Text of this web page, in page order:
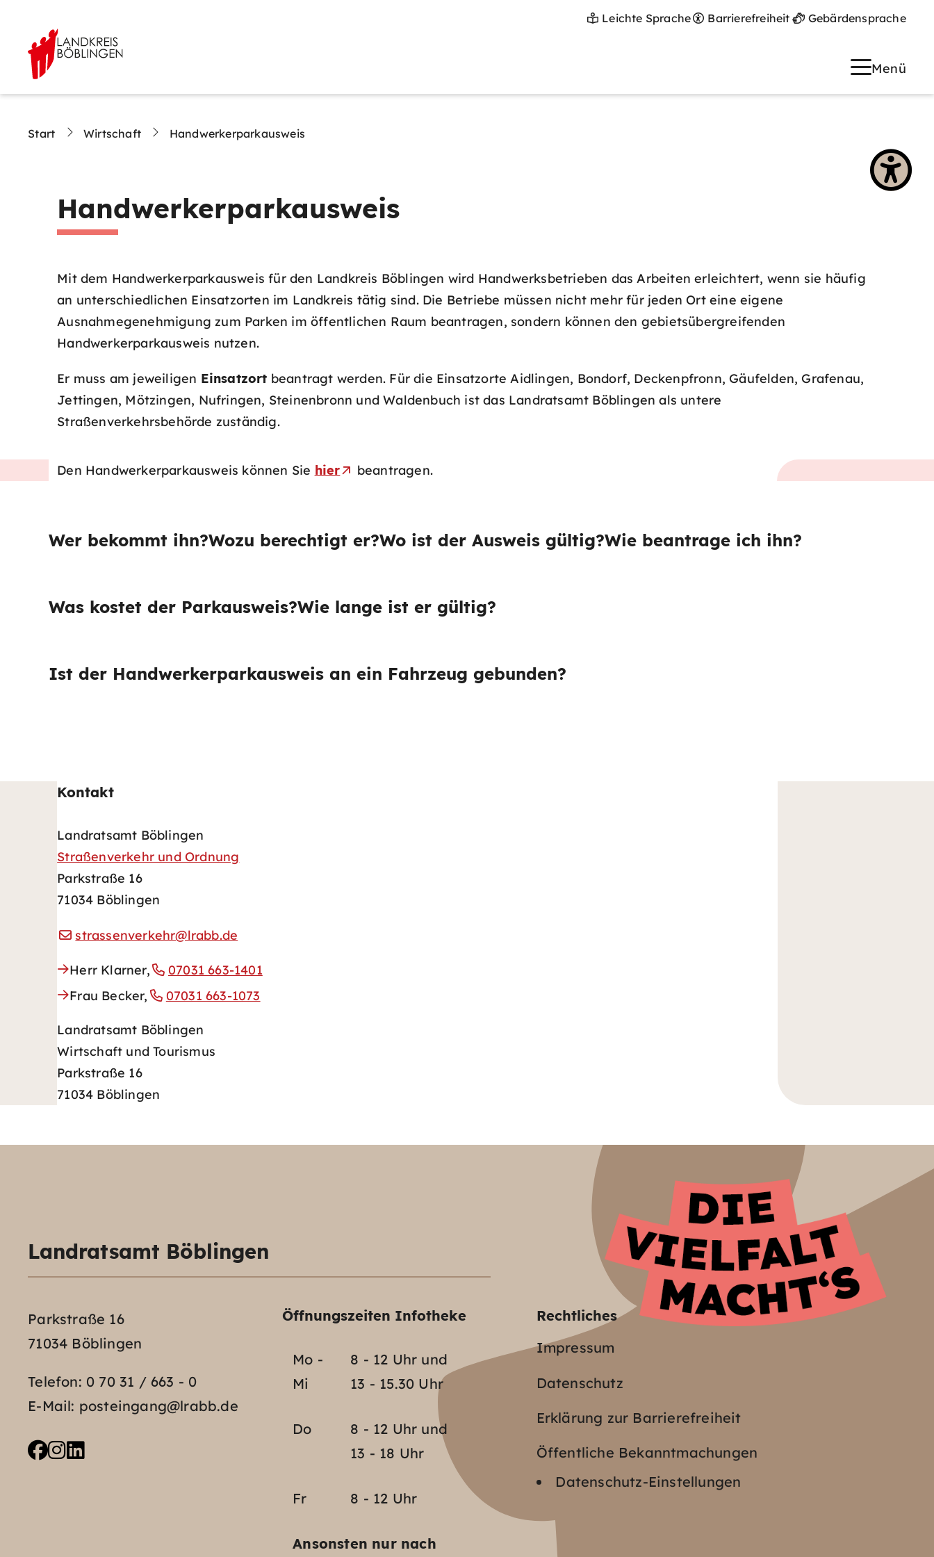
Leichte Sprache Barrierefreiheit Gebärdensprache
Menü
Start Wirtschaft Handwerkerparkausweis
Handwerkerparkausweis
Mit dem Handwerkerparkausweis für den Landkreis Böblingen wird Handwerksbetrieben das Arbeiten erleichtert, wenn sie häufig
an unterschiedlichen Einsatzorten im Landkreis tätig sind. Die Betriebe müssen nicht mehr für jeden Ort eine eigene
Ausnahmegenehmigung zum Parken im öffentlichen Raum beantragen, sondern können den gebietsübergreifenden
Handwerkerparkausweis nutzen.
Er muss am jeweiligen Einsatzort beantragt werden. Für die Einsatzorte Aidlingen, Bondorf, Deckenpfronn, Gäufelden, Grafenau,
Jettingen, Mötzingen, Nufringen, Steinenbronn und Waldenbuch ist das Landratsamt Böblingen als untere
Straßenverkehrsbehörde zuständig.
Den Handwerkerparkausweis können Sie hier beantragen.
Wer bekommt ihn?Wozu berechtigt er?Wo ist der Ausweis gültig?Wie beantrage ich ihn?
Was kostet der Parkausweis?Wie lange ist er gültig?
Ist der Handwerkerparkausweis an ein Fahrzeug gebunden?
Kontakt
Landratsamt Böblingen
Straßenverkehr und Ordnung
Parkstraße 16
71034 Böblingen
strassenverkehr@lrabb.de
Herr Klarner,
07031 663-1401
Frau Becker,
07031 663-1073
Landratsamt Böblingen
Wirtschaft und Tourismus
Parkstraße 16
71034 Böblingen
Landratsamt Böblingen
Parkstraße 16
71034 Böblingen
Telefon: 0 70 31 / 663 - 0
E-Mail: posteingang@lrabb.de
Öffnungszeiten Infotheke
Mo -
Mi
8 - 12 Uhr und
13 - 15.30 Uhr
Do
8 - 12 Uhr und
13 - 18 Uhr
Fr 8 - 12 Uhr
Ansonsten nur nach
Rechtliches
Impressum
Datenschutz
Erklärung zur Barrierefreiheit
Öffentliche Bekanntmachungen
Datenschutz-Einstellungen